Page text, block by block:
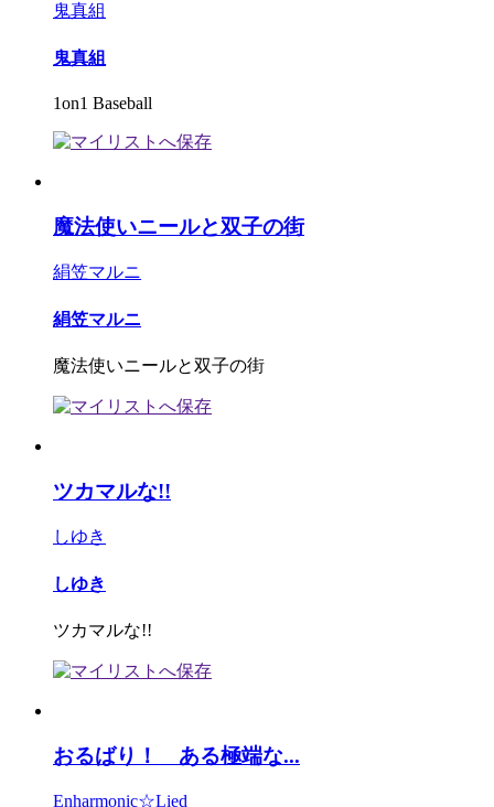
鬼真組
鬼真組
1on1 Baseball
魔法使いニールと双子の街
絹笠マルニ
絹笠マルニ
魔法使いニールと双子の街
ツカマルな!!
しゆき
しゆき
ツカマルな!!
おるばり！ ある極端な...
Enharmonic☆Lied